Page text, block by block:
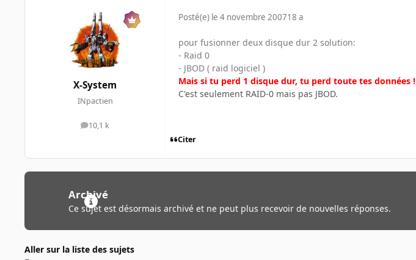
X-System
INpactien
10,1 k
messages
Posté(e) le 4 novembre 200718 a
pour fusionner deux disque dur 2 solution:
- Raid 0
- JBOD ( raid logiciel )
Mais si tu perd 1 disque dur, tu perd toute tes données !
C'est seulement RAID-0 mais pas JBOD.
Citer
Archivé
Ce sujet est désormais archivé et ne peut plus recevoir de nouvelles réponses.
Aller sur la liste des sujets